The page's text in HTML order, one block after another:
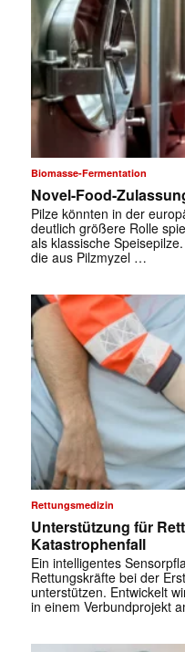
Biomasse-Fermentation
Novel-Food-
Pilze könnten in der
deutlich größere Rolle
als klassische
die aus Pilzmyzel …
Rettungsmedizin
Unterstützung für
Katastrophenfall
Ein intelligentes
Rettungskräfte bei der
unterstützen. Entwickelt
in einem Verbundprojekt